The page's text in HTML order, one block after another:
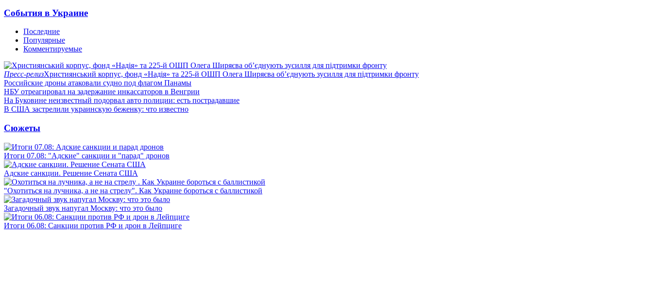
События в Украине
Последние
Популярные
Комментируемые
Пресс-релизХристиянський корпус, фонд «Надія» та 225-й ОШП Олега Ширяєва об’єднують зусилля для підтримки фронту
Российские дроны атаковали судно под флагом Панамы
НБУ отреагировал на задержание инкассаторов в Венгрии
На Буковине неизвестный подорвал авто полиции: есть пострадавшие
В США застрелили украинскую беженку: что известно
Сюжеты
Итоги 07.08: "Адские" санкции и "парад" дронов
Адские санкции. Решение Сената США
"Охотиться на лучника, а не на стрелу". Как Украине бороться с баллистикой
Загадочный звук напугал Москву: что это было
Итоги 06.08: Санкции против РФ и дрон в Лейпциге